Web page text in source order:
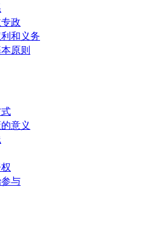
政
和义务
原则
意义
与